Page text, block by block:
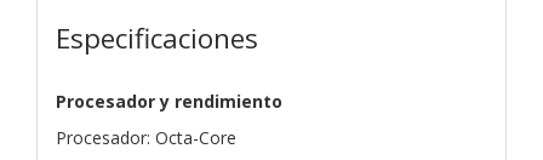
Especificaciones
Procesador y rendimiento
Procesador: Octa-Core